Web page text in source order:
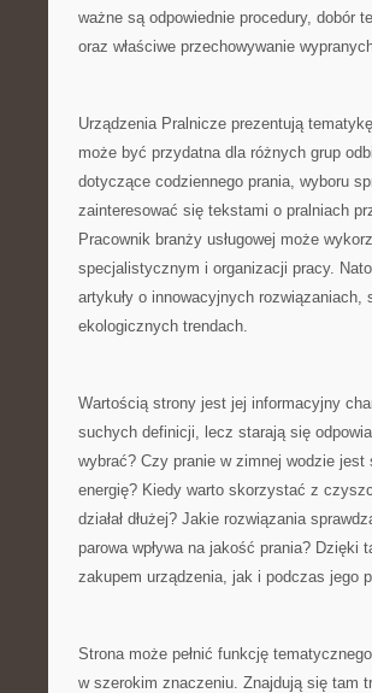
ważne są odpowiednie procedury, dobór
oraz właściwe przechowywanie
Urządzenia Pralnicze prezentują
może być przydatna dla różnych grup
dotyczące codziennego prania, wyboru
zainteresować się tekstami o pralniach
Pracownik branży usługowej może
specjalistycznym i organizacji pracy.
artykuły o innowacyjnych
ekologicznych trendach.
Wartością strony jest jej informacyjny
suchych definicji, lecz starają się
wybrać? Czy pranie w zimnej wodzie
energię? Kiedy warto skorzystać z
działał dłużej? Jakie rozwiązania
parowa wpływa na jakość prania?
zakupem urządzenia, jak i podczas jego
Strona może pełnić funkcję
w szerokim znaczeniu. Znajdują się tam